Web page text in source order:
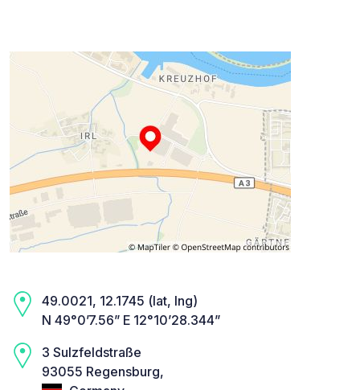
49.0021, 12.1745 (lat, lng)
N 49°0’7.56” E 12°10’28.344”
3 Sulzfeldstraße
93055 Regensburg,